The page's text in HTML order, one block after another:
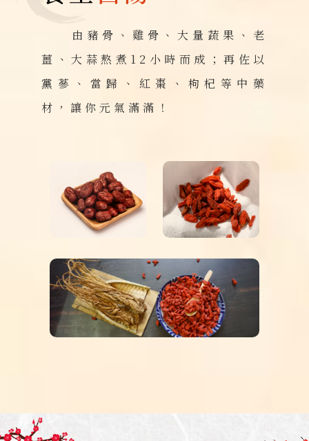
由豬骨、雞骨、大量蔬果、老
薑、大蒜熬煮12小時而成；再佐以
黨蔘、當歸、紅棗、枸杞等中藥
材，讓你元氣滿滿！